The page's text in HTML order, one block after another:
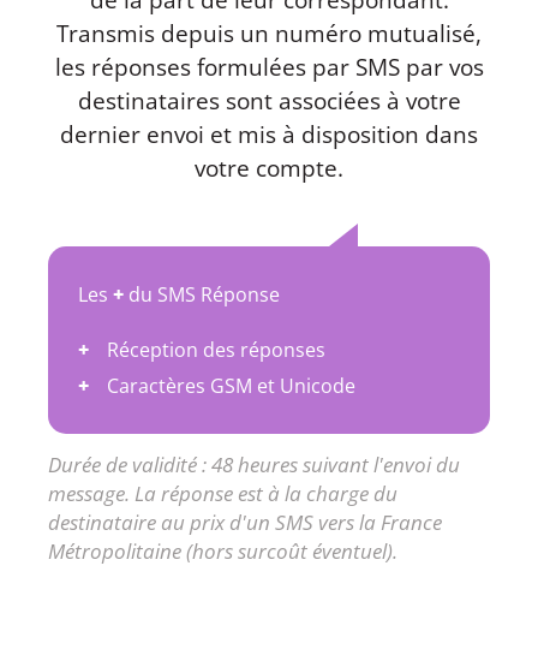
Transmis depuis un numéro mutualisé,
les réponses formulées par SMS par vos
destinataires sont associées à votre
dernier envoi et mis à disposition dans
votre compte.
Les + du SMS Réponse
Réception des réponses
Caractères GSM et Unicode
Durée de validité : 48 heures suivant l'envoi du
message. La réponse est à la charge du
destinataire au prix d'un SMS vers la France
Métropolitaine (hors surcoût éventuel).